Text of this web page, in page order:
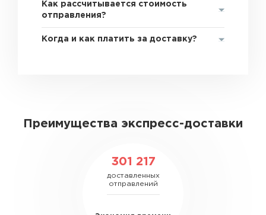
Как рассчитывается стоимость
отправления?
Когда и как платить за доставку?
Преимущества экспресс-доставки
301 217
доставленных
отправлений